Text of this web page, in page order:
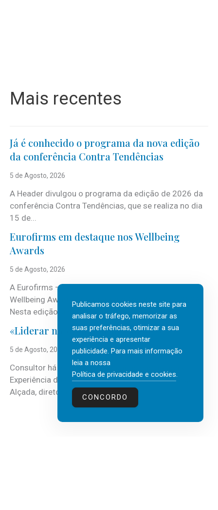
Mais recentes
Já é conhecido o programa da nova edição
da conferência Contra Tendências
5 de Agosto, 2026
A Header divulgou o programa da edição de 2026 da
conferência Contra Tendências, que se realiza no dia
15 de...
Eurofirms em destaque nos Wellbeing
Awards
5 de Agosto, 2026
A Eurofirms – People first está de regresso aos
Wellbeing Awards, integrando o Top Wellbeing 2026.
Nesta edição, a multinacional...
«Liderar não é um talento místico.»
5 de Agosto, 2026
Consultor há mais de três décadas nas áreas de
Experiência do Cliente, Vendas e Liderança, Manuel
Alçada, diretor executivo da...
Publicamos cookies neste site para
analisar o tráfego, memorizar as
suas preferências, otimizar a sua
experiência e apresentar
publicidade. Para mais informação
leia a nossa
Política de privacidade e cookies.
CONCORDO